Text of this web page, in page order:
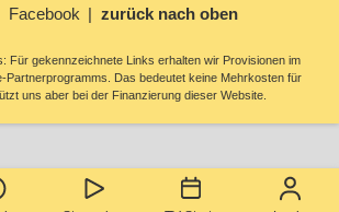
Facebook zurück nach oben
Für gekennzeichnete Links erhalten wir Provisionen im
Partnerprogramms. Das bedeutet keine Mehrkosten für
uns aber bei der Finanzierung dieser Website.